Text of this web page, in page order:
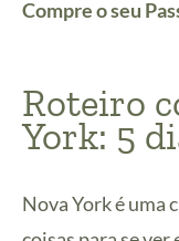
Compre o seu
Roteiro
York: 5
Nova York é uma